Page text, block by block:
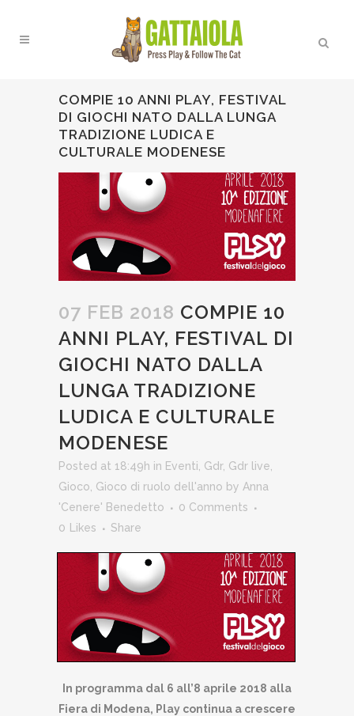
COMPIE 10 ANNI PLAY, FESTIVAL
DI GIOCHI NATO DALLA LUNGA
TRADIZIONE LUDICA E
CULTURALE MODENESE
07 FEB 2018 COMPIE 10
ANNI PLAY, FESTIVAL DI
GIOCHI NATO DALLA
LUNGA TRADIZIONE
LUDICA E CULTURALE
MODENESE
Posted at 18:49h in Eventi Gdr, Gdr live
Gioco Gioco di ruolo dell'anno by Anna
'Cenere' Benedetto
0 Comments
0
Likes Share
In programma dal 6 all’8 aprile 2018 alla
Fiera di Modena, Play continua a crescere